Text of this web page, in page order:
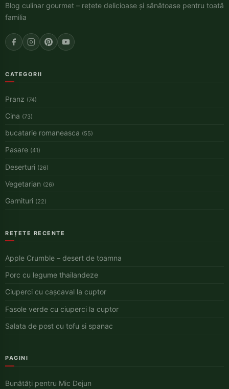
Blog culinar gourmet – rețete delicioase și sănătoase pentru toată
familia
CATEGORII
Pranz (74)
Cina (73)
bucatarie romaneasca (55)
Pasare (41)
Deserturi (26)
Vegetarian (26)
Garnituri (22)
REȚETE RECENTE
Apple Crumble – desert de toamna
Porc cu legume thailandeze
Ciuperci cu cașcaval la cuptor
Fasole verde cu ciuperci la cuptor
Salata de post cu tofu si spanac
PAGINI
Bunătăți pentru Mic Dejun